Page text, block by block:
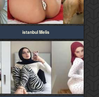
istanbul Melis